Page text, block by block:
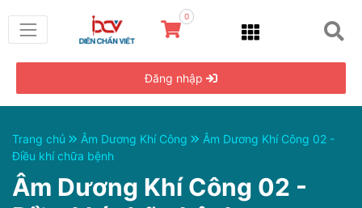
0
Đăng nhập
Trang chủ Âm Dương Khí Công
Âm Dương Khí Công 02 -
Điều khí chữa bệnh
Âm Dương Khí Công 02 -